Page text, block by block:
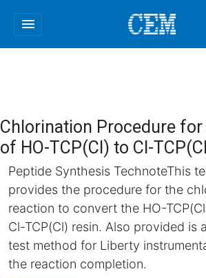
menu
Chlorination Procedure
of HO-TCP(Cl) to Cl-
Peptide Synthesis TechnoteThis
provides the procedure for the
reaction to convert the HO-
Cl-TCP(Cl) resin. Also provided is
test method for Liberty
the reaction completion.